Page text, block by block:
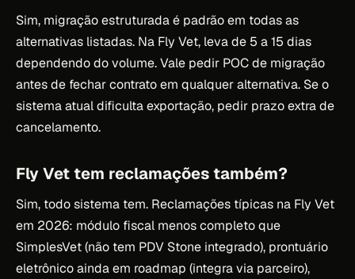
Sim, migração estruturada é padrão em todas as
alternativas listadas. Na Fly Vet, leva de 5 a 15 dias
dependendo do volume. Vale pedir POC de migração
antes de fechar contrato em qualquer alternativa. Se o
sistema atual dificulta exportação, pedir prazo extra de
cancelamento.
Fly Vet tem reclamações também?
Sim, todo sistema tem. Reclamações típicas na Fly Vet
em 2026: módulo fiscal menos completo que
SimplesVet (não tem PDV Stone integrado), prontuário
eletrônico ainda em roadmap (integra via parceiro),